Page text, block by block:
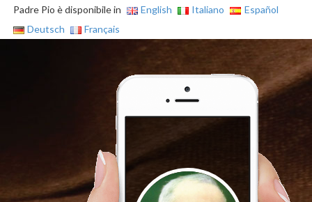
Padre Pio è disponibile in English Italiano
Español
Deutsch
Français